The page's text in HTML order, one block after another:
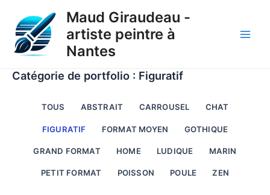
contenu
Maud Giraudeau -
artiste peintre à
Nantes
Catégorie de portfolio : Figuratif
TOUS ABSTRAIT CARROUSEL CHAT
FIGURATIF FORMAT MOYEN GOTHIQUE
GRAND FORMAT HOME LUDIQUE MARIN
PETIT FORMAT POISSON POULE ZEN